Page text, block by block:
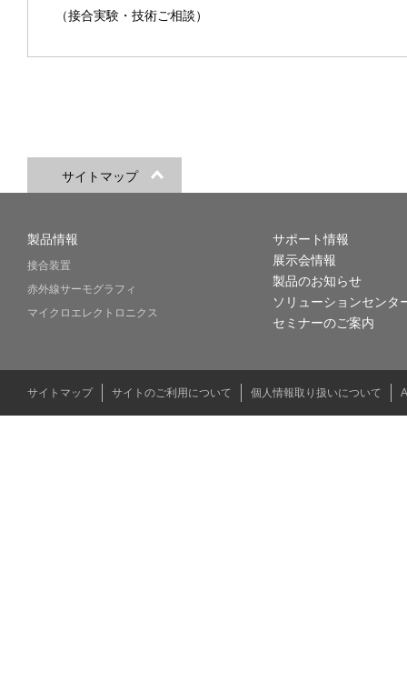
（接合実験・技術ご相談）
サイトマップ
製品情報
接合装置
赤外線サーモグラフィ
マイクロエレクトロニクス
サポート情報
展示会情報
製品のお知らせ
ソリューションセンタ
セミナーのご案内
サイトマップ サイトのご利用について 個人情報取り扱いについて